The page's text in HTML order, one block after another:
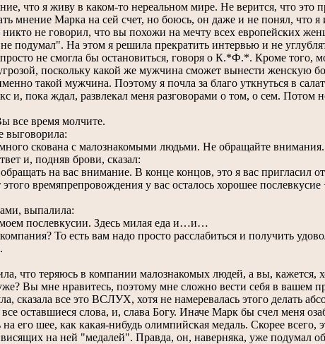
что я живу в каком-то нереальном мире. Не верится, что это
мнение Марка на сей счет, но боюсь, он даже и не понял, что
не говорил, что вы похожи на мечту всех европейских
подумал". На этом я решила прекратить интервью и не
не смогла бы остановиться, говоря о К.*Ф.*. Кроме того,
поскольку какой же мужчина сможет вынести женскую
такой мужчина. Поэтому я почла за благо уткнуться в
и, пока ждал, развлекал меня разговорами о том, о сем. Потом
все время молчите.
выговорила:
скована с малознакомыми людьми. Не обращайте внимания.
и, подняв брови, сказал:
на вас внимание. В конце концов, это я вас пригласил
времяпрепровождения у вас осталось хорошее
выпалила:
послевкусии. Здесь милая еда и…и…
То есть вам надо просто расслабиться и получить
что теряюсь в компании малознакомых людей, а вы, кажется,
Вы мне нравитесь, поэтому мне сложно вести себя в вашем
сказала все это ВСЛУХ, хотя не намеревалась этого делать
все оставшиеся слова, и, слава Богу. Иначе Марк бы счел меня
его шее, как какая-нибудь олимпийская медаль. Скорее всего,
висящих на ней "медалей". Правда, он, наверняка, уже подумал